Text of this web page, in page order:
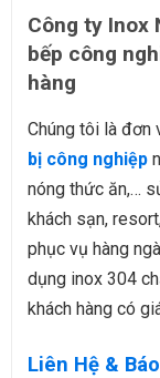
Công ty Inox
bếp công
hàng
Chúng tôi là đơn
bị công nghiệp
nóng thức ăn,…
khách sạn,
phục vụ hàng
dụng inox 304
khách hàng có
Liên Hệ &